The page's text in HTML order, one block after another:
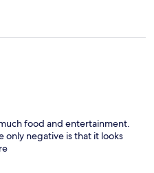
food and entertainment.
only negative is that it looks